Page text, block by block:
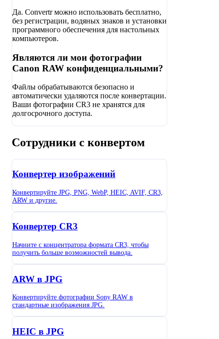
Да. Convertr можно использовать бесплатно,
без регистрации, водяных знаков и установки
программного обеспечения для настольных
компьютеров.
Являются ли мои фотографии
Canon RAW конфиденциальными?
Файлы обрабатываются безопасно и
автоматически удаляются после конвертации.
Ваши фотографии CR3 не хранятся для
долгосрочного доступа.
Сотрудники с конвертом
Конвертер изображений
Конвертируйте JPG, PNG, WebP, HEIC, AVIF, CR3,
ARW и другие.
Конвертер CR3
Начните с концентратора формата CR3, чтобы
получить больше возможностей вывода.
ARW в JPG
Конвертируйте фотографии Sony RAW в
стандартные изображения JPG.
HEIC в JPG